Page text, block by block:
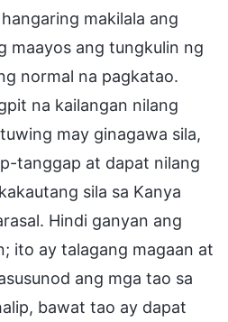
makilala ang
maayos ang tungkulin ng
normal na pagkatao.
na kailangan nilang
may ginagawa sila,
tanggap at dapat nilang
sila sa Kanya
Hindi ganyan ang
ito ay talagang magaan at
ang mga tao sa
bawat tao ay dapat